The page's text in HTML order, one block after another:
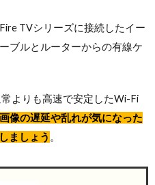
TVシリーズに接続したイー
ブルとルーターからの有線ケ
よりも高速で安定したWi-Fi
画像の遅延や乱れが気になった
ましょう 。